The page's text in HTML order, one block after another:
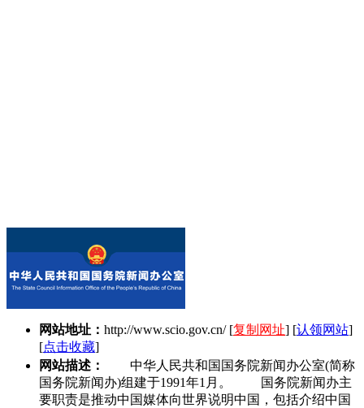
网站地址： http://www.scio.gov.cn/ [复制网址] [认领网站]
[点击收藏]
网站描述：
中华人民共和国国务院新闻办公室(简称
国务院新闻办)组建于1991年1月。 国务院新闻办主
要职责是推动中国媒体向世界说明中国，包括介绍中国